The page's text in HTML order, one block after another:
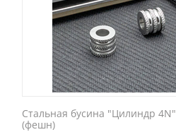
Стальная бусина "Цилиндр 4N"
(фешн)